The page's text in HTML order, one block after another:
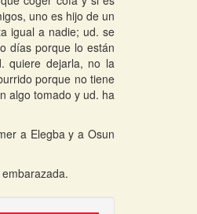
uno es hijo de un
igual a nadie; ud. se
días porque lo están
quiere dejarla, no la
porque no tiene
algo tomado y ud. ha
a Elegba y a Osun